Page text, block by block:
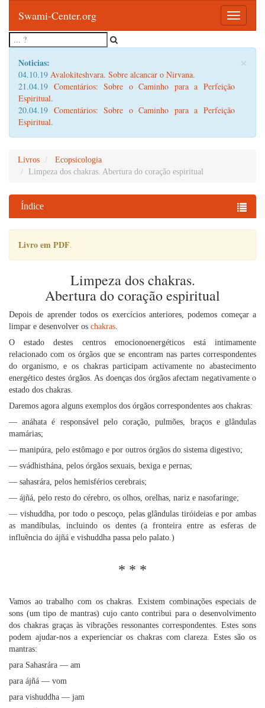
Toggle
Swami-Center.org
×
Noticias:
04.10.19 Avalokiteshvara. Sobre alcancar o Nirvana.
21.04.19 Comentários: Sobre o Caminho para a Perfeição
Espiritual.
20.04.19 Comentários: Sobre o Caminho para a Perfeição
Espiritual.
Livros
Ecopsicologia
Limpeza dos chakras. Abertura do coração espiritual
Índice
Livro em PDF.
Limpeza dos chakras.
Abertura do coração espiritual
Depois de aprender todos os exercícios anteriores, podemos começar a
limpar e desenvolver os chakras.
O estado destes centros emocionoenergéticos está intimamente
relacionado com os órgãos que se encontram nas partes correspondentes
do organismo, e os chakras participam activamente no abastecimento
energético destes órgãos. As doenças dos órgãos afectam negativamente o
estado dos chakras.
Daremos agora alguns exemplos dos órgãos correspondentes aos chakras:
— anáhata é responsável pelo coração, pulmões, braços e glândulas
mamárias;
— manipúra, pelo estômago e por outros órgãos do sistema digestivo;
— svádhisthána, pelos órgãos sexuais, bexiga e pernas;
— sahasrára, pelos hemisférios cerebrais;
— ájñá, pelo resto do cérebro, os olhos, orelhas, nariz e nasofaringe;
— vishuddha, por todo o pescoço, pelas glândulas tiróideias e por ambas
as mandíbulas, incluindo os dentes (a fronteira entre as esferas de
influência do ájñá e vishuddha passa pelo palato.)
* * *
Vamos ao trabalho com os chakras. Existem combinações especiais de
sons (um tipo de mantras) cujo canto contribui para o desenvolvimento
dos chakras graças às vibrações ressonantes correspondentes. Estes sons
podem ajudar-nos a experienciar os chakras com clareza. Estes são os
mantras:
para Sahasrára — am
para ájñá — vom
para vishuddha — jam